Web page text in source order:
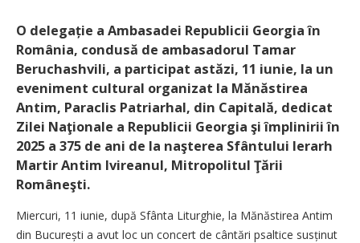
O delegație a Ambasadei Republicii Georgia în
România, condusă de ambasadorul Tamar
Beruchashvili, a participat astăzi, 11 iunie, la un
eveniment cultural organizat la Mănăstirea
Antim, Paraclis Patriarhal, din Capitală, dedicat
Zilei Naţionale a Republicii Georgia şi împlinirii în
2025 a 375 de ani de la naşterea Sfântului Ierarh
Martir Antim Ivireanul, Mitropolitul Ţării
Româneşti.
Miercuri, 11 iunie, după Sfânta Liturghie, la Mănăstirea Antim
din București a avut loc un concert de cântări psaltice susținut